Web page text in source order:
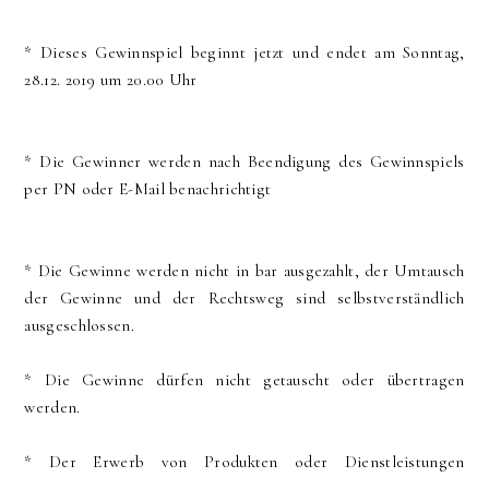
* Dieses Gewinnspiel beginnt jetzt und endet am Sonntag,
28.12. 2019 um 20.00 Uhr
* Die Gewinner werden nach Beendigung des Gewinnspiels
per PN oder E-Mail benachrichtigt
* Die Gewinne werden nicht in bar ausgezahlt, der Umtausch
der Gewinne und der Rechtsweg sind selbstverständlich
ausgeschlossen.
* Die Gewinne dürfen nicht getauscht oder übertragen
werden.
* Der Erwerb von Produkten oder Dienstleistungen